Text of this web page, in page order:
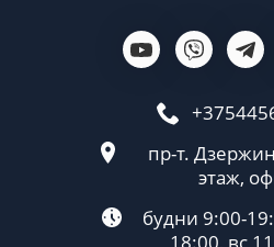
пр-т.
этаж,
будни 9:00-